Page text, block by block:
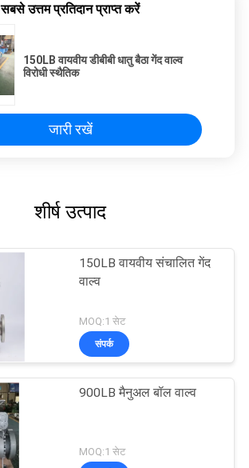
सबसे उत्तम प्रतिदान प्राप्त करें
150LB वायवीय डीबीबी धातु बैठा गेंद वाल्व
विरोधी स्थैतिक
जारी रखें
शीर्ष उत्पाद
150LB वायवीय संचालित गेंद
वाल्व
MOQ:1 सेट
संपर्क
900LB मैनुअल बॉल वाल्व
MOQ:1 सेट